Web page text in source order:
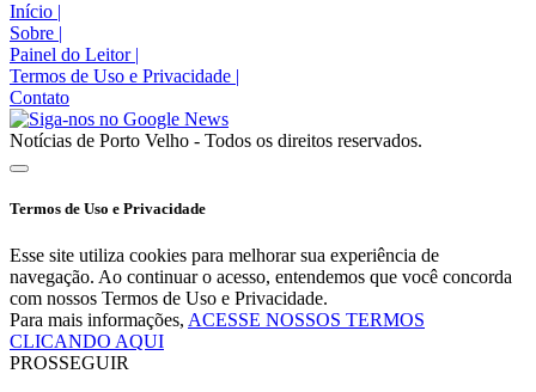
Início |
Sobre |
Painel do Leitor |
Termos de Uso e Privacidade |
Contato
Notícias de Porto Velho - Todos os direitos reservados.
Termos de Uso e Privacidade
Esse site utiliza cookies para melhorar sua experiência de
navegação. Ao continuar o acesso, entendemos que você concorda
com nossos Termos de Uso e Privacidade.
Para mais informações, ACESSE NOSSOS TERMOS
CLICANDO AQUI
PROSSEGUIR